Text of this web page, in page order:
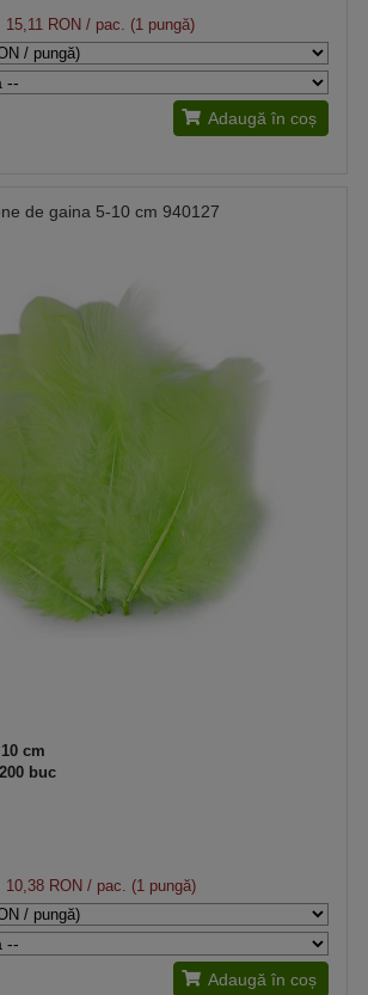
15,11 RON / pac. (1 pungă)
Adaugă în coș
de gaina 5-10 cm 940127
cm
buc
10,38 RON/ pac. (1 pungă)
Adaugă în coș